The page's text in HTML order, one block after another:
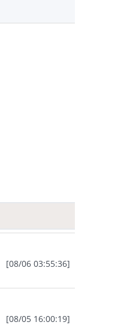
[08/06 03:55:36]
[08/05 16:00:19]